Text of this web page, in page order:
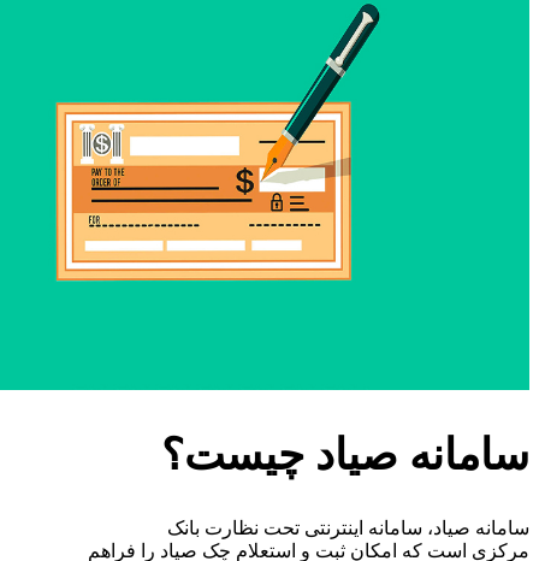
سامانه صیاد چیست؟
سامانه صیاد، سامانه اینترنتی تحت نظارت بانک
مرکزی است که امکان ثبت و استعلام چک صیاد را فراهم